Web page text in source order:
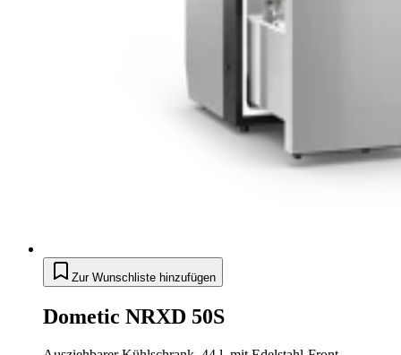
Zur Wunschliste hinzufügen
Dometic NRXD 50S